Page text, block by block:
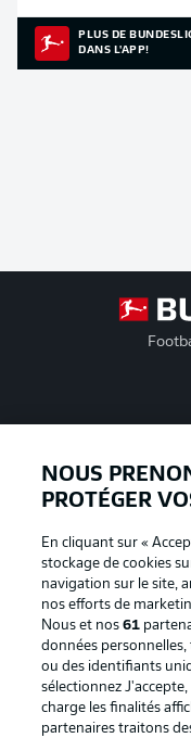
PLUS DE
DANS L'APP!
Proposé par
NOUS
PROTÉGER
En cliquant sur «
stockage de cookies
navigation sur le site,
nos efforts de
Nous et nos61
données
ou des identifiants
sélectionnez
charge les finalités
partenaires traitons